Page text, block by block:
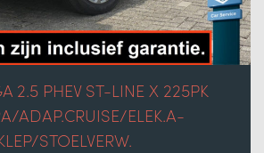
2.5 PHEV ST-LINE X 225PK
ADAP.CRUISE/ELEK.A-
STOELVERW.